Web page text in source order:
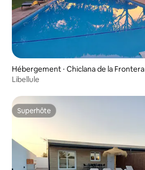
Hébergement ⋅ Chiclana de la Frontera
Libellule
Superhôte
Superhôte